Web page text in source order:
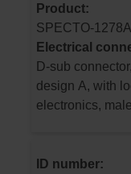
Product:
SPECTO-
Electrical
D-sub
design A, with
electronics,
ID number: